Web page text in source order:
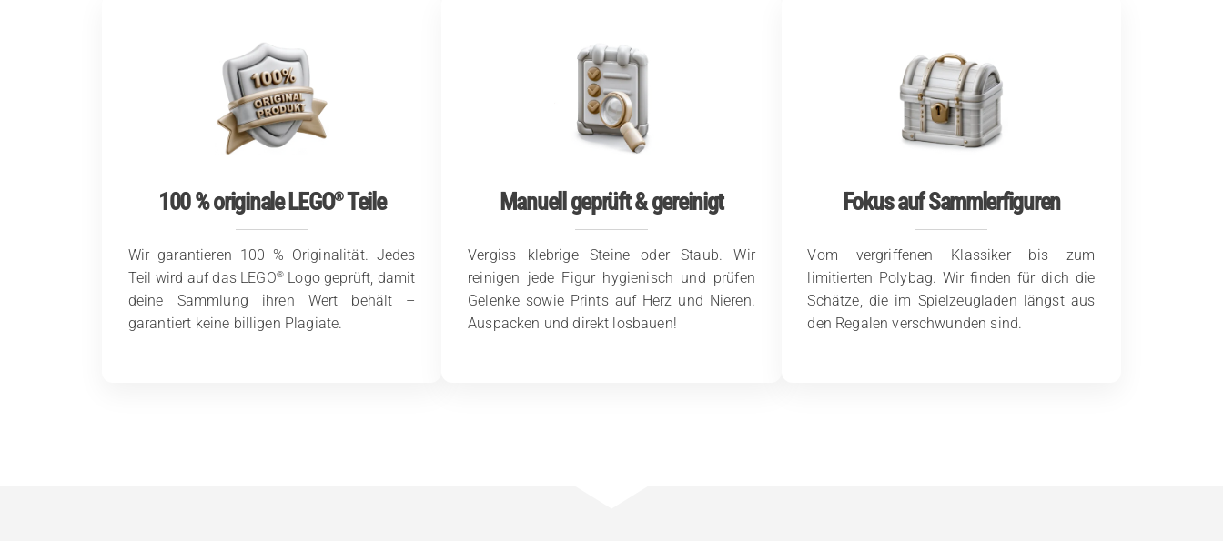
100 % originale LEGO®Teile
Wir garantieren 100 % Originalität. Jedes
Teil wird auf das LEGO®Logo geprüft, damit
deine Sammlung ihren Wert behält –
garantiert keine billigen Plagiate.
Manuell geprüft & gereinigt
Vergiss klebrige Steine oder Staub. Wir
reinigen jede Figur hygienisch und prüfen
Gelenke sowie Prints auf Herz und Nieren.
Auspacken und direkt losbauen!
Fokus auf Sammlerfiguren
Vom vergriffenen Klassiker bis zum
limitierten Polybag. Wir finden für dich die
Schätze, die im Spielzeugladen längst aus
den Regalen verschwunden sind.